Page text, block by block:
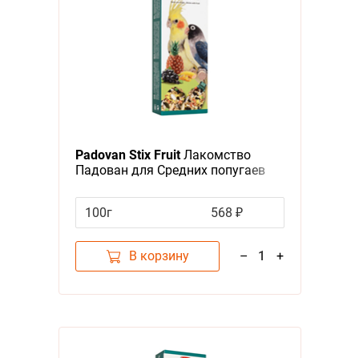
Padovan Stix FruitЛакомство
Падован для Средних попугаев
100г
568 ₽
В корзину – 1 +